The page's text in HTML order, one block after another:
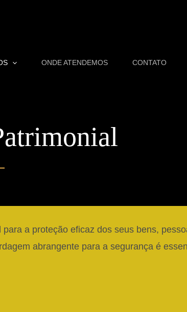
ONDE ATENDEMOS CONTATO
a proteção eficaz dos seus bens,
abrangente para a segurança é